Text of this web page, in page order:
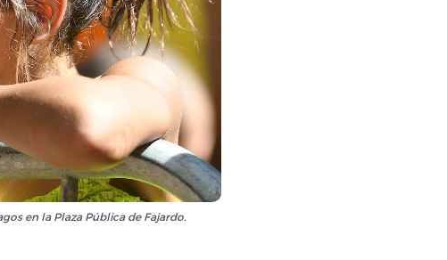
en la Plaza Pública de Fajardo.